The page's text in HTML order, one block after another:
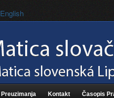
Preuzimanja Kontakt Časopis
English